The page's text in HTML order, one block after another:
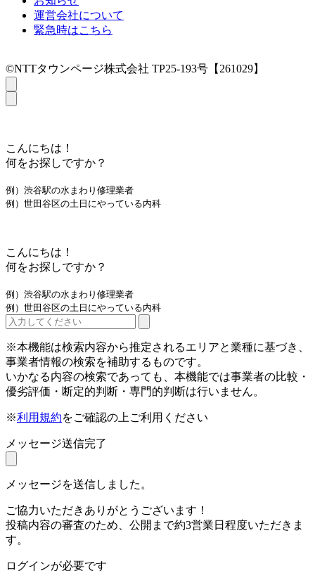
運営会社について
緊急時はこちら
©NTTタウンページ株式会社 TP25-193号【261029】
こんにちは！
何をお探しですか？
例）渋谷駅の水まわり修理業者
例）世田谷区の土日にやっている内科
こんにちは！
何をお探しですか？
例）渋谷駅の水まわり修理業者
例）世田谷区の土日にやっている内科
※本機能は検索内容から推定されるエリアと業種に基づき、
事業者情報の検索を補助するものです。
いかなる内容の検索であっても、本機能では事業者の比較・
優劣評価・断定的判断・専門的判断は行いません。
※利用規約をご確認の上ご利用ください
メッセージ送信完了
メッセージを送信しました。
ご協力いただきありがとうございます！
投稿内容の審査のため、公開まで約3営業日程度いただきま
す。
ログインが必要です